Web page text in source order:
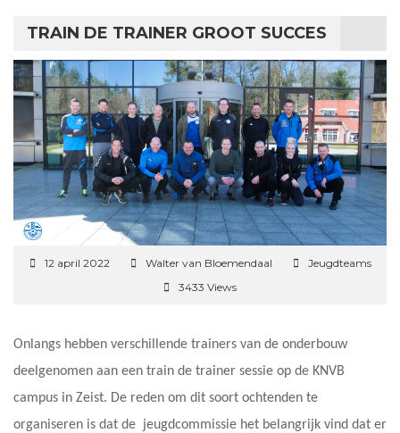
TRAIN DE TRAINER GROOT SUCCES
12 april 2022 Walter van Bloemendaal
Jeugdteams
3433 Views
Onlangs hebben verschillende trainers van de onderbouw
deelgenomen aan een train de trainer sessie op de KNVB
campus in Zeist. De reden om dit soort ochtenden te
organiseren is dat de jeugdcommissie het belangrijk vind dat er